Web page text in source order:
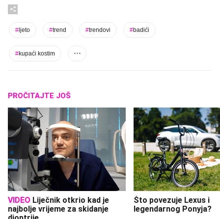
# ljeto #trend #trendovi #badići
#kupaći kostim
PROČITAJTE JOŠ
VIDEO
najbolje vrijeme za skidanje
Što povezuje Lexus i
legendarnog Ponyja?